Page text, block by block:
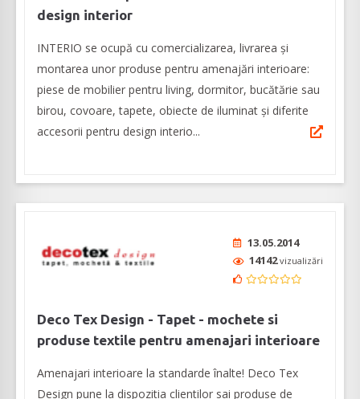
design interior
INTERIO se ocupă cu comercializarea, livrarea și
montarea unor produse pentru amenajări interioare:
piese de mobilier pentru living, dormitor, bucătărie sau
birou, covoare, tapete, obiecte de iluminat și diferite
accesorii pentru design interio...
13.05.2014
14142vizualizări
Deco Tex Design - Tapet - mochete si
produse textile pentru amenajari interioare
Amenajari interioare la standarde înalte! Deco Tex
Design pune la dispozitia clientilor sai produse de